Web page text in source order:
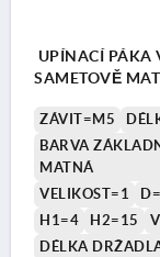
UPÍNACÍ PÁKA
SAMETOVĚ
ZÁVIT=M5
BARVA
MATNÁ
VELIKOST=1
H1=4
H2=15
DÉLKA